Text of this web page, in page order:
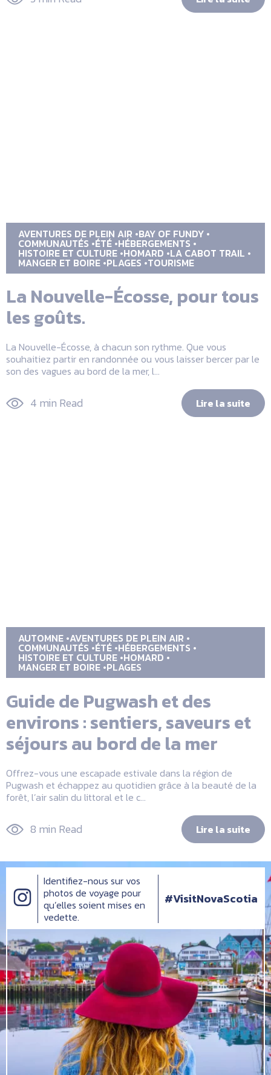
AVENTURES DE PLEIN AIR BAY OF FUNDY
COMMUNAUTÉS ÉTÉ HÉBERGEMENTS
HISTOIRE ET CULTURE HOMARD LA CABOT TRAIL
MANGER ET BOIRE PLAGES TOURISME
La Nouvelle-Écosse, pour tous
les goûts.
La Nouvelle-Écosse, à chacun son rythme. Que vous
souhaitiez partir en randonnée ou vous laisser bercer par le
son des vagues au bord de la mer, l...
4 min Read Lire la suite
AUTOMNE AVENTURES DE PLEIN AIR
COMMUNAUTÉS ÉTÉ HÉBERGEMENTS
HISTOIRE ET CULTURE HOMARD
MANGER ET BOIRE PLAGES
Guide de Pugwash et des
environs : sentiers, saveurs et
séjours au bord de la mer
Offrez-vous une escapade estivale dans la région de
Pugwash et échappez au quotidien grâce à la beauté de la
forêt, l’air salin du littoral et le c...
8 min Read Lire la suite
Identifiez-nous sur vos
photos de voyage pour
qu’elles soient mises en
vedette.
#VisitNovaScotia